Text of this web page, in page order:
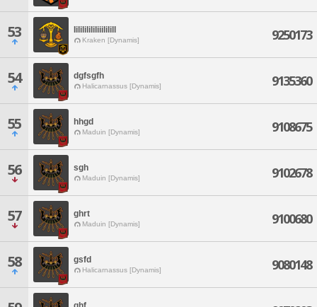
53 Iilililililiiililill
Kraken [Dynamis] 9250173
54 dgfsgfh
Halicarnassus [Dynamis] 9135360
55 hhgd
Maduin [Dynamis] 9108675
56 sgh
Maduin [Dynamis] 9102678
57 ghrt
Maduin [Dynamis] 9100680
58 gsfd
Halicarnassus [Dynamis] 9080148